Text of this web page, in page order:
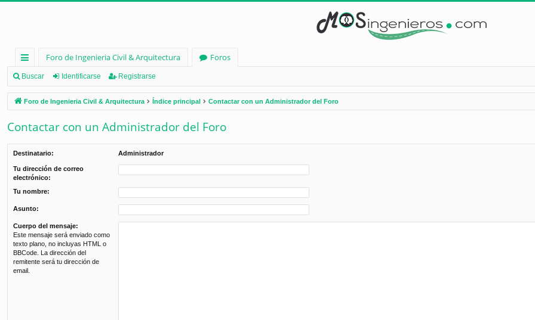
nl
ac
es
rá
pi
d
Foro de Ingenieria Civil & Arquitectura
Foros
Buscar Identificarse Registrarse
Foro de Ingenieria Civil & Arquitectura Índice principal Contactar con un Administrador del Foro
Contactar con un Administrador del Foro
Destinatario: Administrador
Tu dirección de correo
electrónico:
Tu nombre:
Asunto:
Cuerpo del mensaje:
Este mensaje será enviado como
texto plano, no incluyas HTML o
BBCode. La dirección del
remitente será tu dirección de
email.